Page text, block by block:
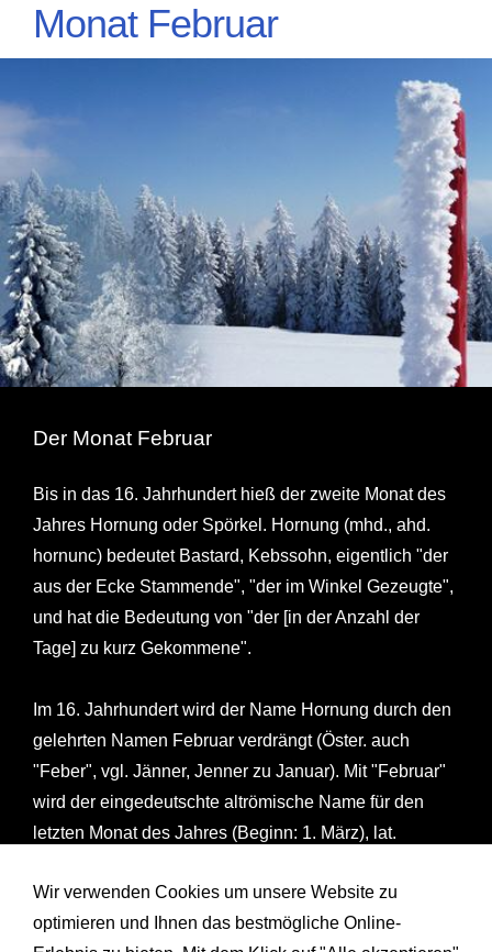
Monat Februar
Der Monat Februar
Bis in das 16. Jahrhundert hieß der zweite Monat des
Jahres Hornung oder Spörkel. Hornung (mhd., ahd.
hornunc) bedeutet Bastard, Kebssohn, eigentlich "der
aus der Ecke Stammende", "der im Winkel Gezeugte",
und hat die Bedeutung von "der [in der Anzahl der
Tage] zu kurz Gekommene".
Im 16. Jahrhundert wird der Name Hornung durch den
gelehrten Namen Februar verdrängt (Öster. auch
"Feber", vgl. Jänner, Jenner zu Januar). Mit "Februar"
wird der eingedeutschte altrömische Name für den
letzten Monat des Jahres (Beginn: 1. März), lat.
Unterwelt soll Februus geheißen haben. Dem lat.
februarius liegt das Wort februare = reinigen zugrunde.
Wir verwenden Cookies um unsere Website zu
optimieren und Ihnen das bestmögliche Online-